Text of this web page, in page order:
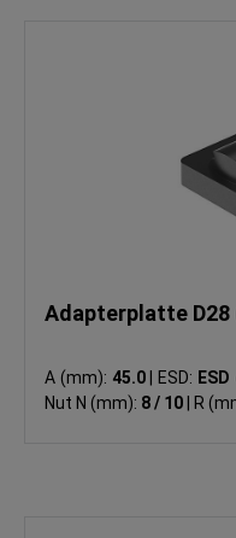
Adapterplatte D28
A (mm): 45.0 ESD:
Nut N (mm): 8 / 10 R